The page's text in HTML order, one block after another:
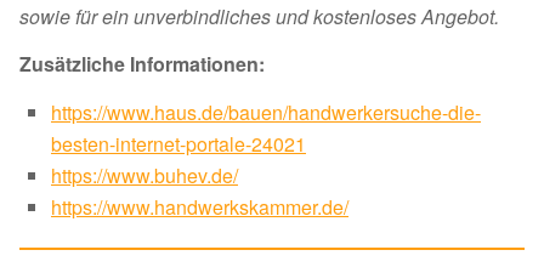
sowie für ein unverbindliches und kostenloses Angebot.
Zusätzliche Informationen:
https://www.haus.de/bauen/handwerkersuche-die-
besten-internet-portale-24021
https://www.buhev.de/
https://www.handwerkskammer.de/